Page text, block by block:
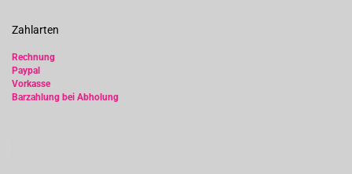
Zahlarten
Rechnung
Paypal
Vorkasse
Barzahlung bei Abholung